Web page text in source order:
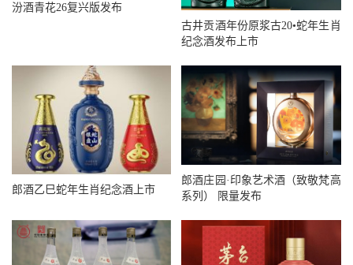
汾酒青花26复兴版发布
古井贡酒年份原浆古20•蛇年生肖
纪念酒发布上市
郎酒乙巳蛇年生肖纪念酒上市
郎酒庄园·印象艺术酒（致敬梵高
系列） 限量发布